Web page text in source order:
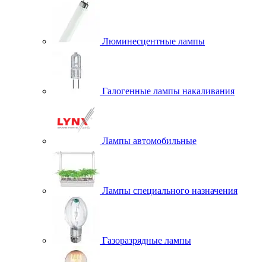
Люминесцентные лампы
Галогенные лампы накаливания
Лампы автомобильные
Лампы специального назначения
Газоразрядные лампы